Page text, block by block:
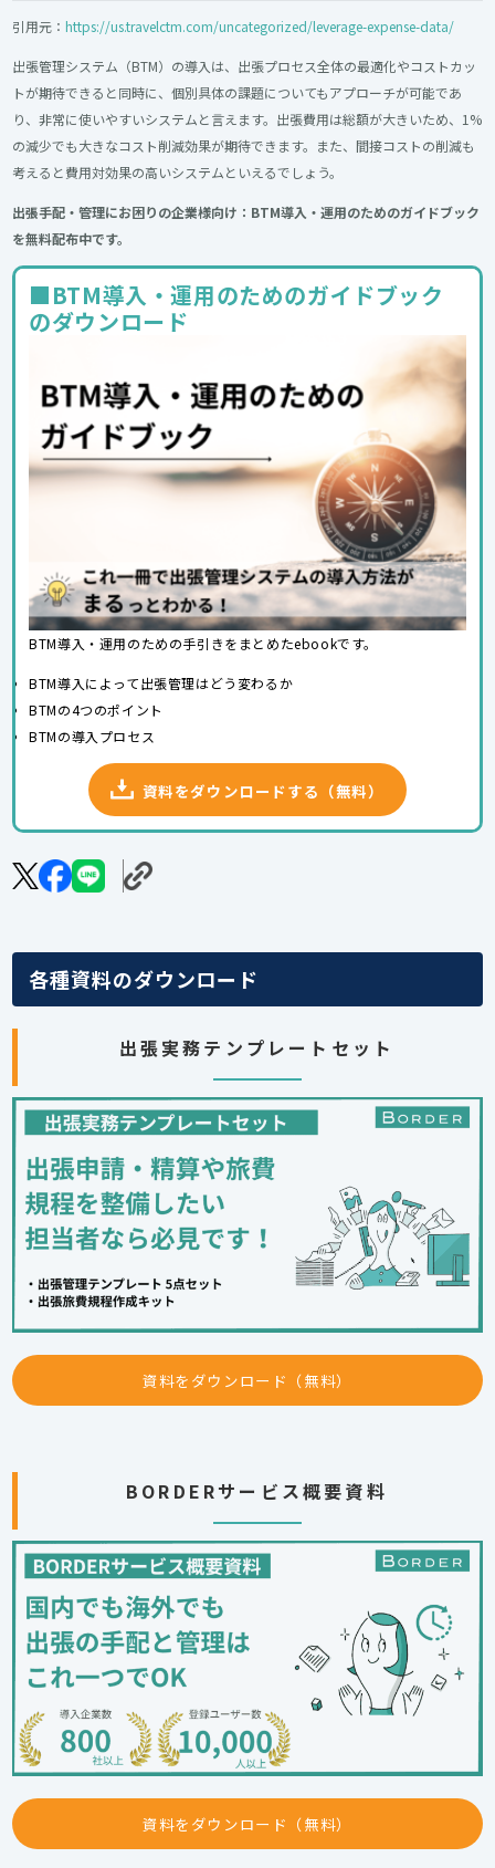
引用元：https://us.travelctm.com/uncategorized/leverage-expense-data/
出張管理システム（BTM）の導入は、出張プロセス全体の最適化やコストカッ
トが期待できると同時に、個別具体の課題についてもアプローチが可能であ
り、非常に使いやすいシステムと言えます。出張費用は総額が大きいため、1%
の減少でも大きなコスト削減効果が期待できます。また、間接コストの削減も
考えると費用対効果の高いシステムといえるでしょう。
出張手配・管理にお困りの企業様向け：BTM導入・運用のためのガイドブック
を無料配布中です。
■BTM導入・運用のためのガイドブック
のダウンロード
BTM導入・運用のための手引きをまとめたebookです。
BTM導入によって出張管理はどう変わるか
BTMの4つのポイント
BTMの導入プロセス
資料をダウンロードする（無料）
各種資料のダウンロード
出張実務テンプレートセット
資料をダウンロード（無料）
BORDERサービス概要資料
資料をダウンロード（無料）